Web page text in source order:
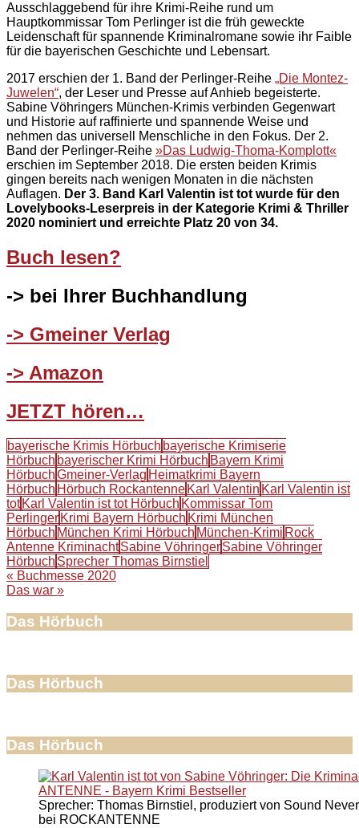
Ausschlaggebend für ihre Krimi-Reihe rund um
Hauptkommissar Tom Perlinger ist die früh geweckte
Leidenschaft für spannende Kriminalromane sowie ihr Faible
für die bayerischen Geschichte und Lebensart.
2017 erschien der 1. Band der Perlinger-Reihe „Die Montez-
Juwelen“, der Leser und Presse auf Anhieb begeisterte.
Sabine Vöhringers München-Krimis verbinden Gegenwart
und Historie auf raffinierte und spannende Weise und
nehmen das universell Menschliche in den Fokus. Der 2.
Band der Perlinger-Reihe »Das Ludwig-Thoma-Komplott«
erschien im September 2018. Die ersten beiden Krimis
gingen bereits nach wenigen Monaten in die nächsten
Auflagen. Der 3. Band Karl Valentin ist tot wurde für den
Lovelybooks-Leserpreis in der Kategorie Krimi & Thriller
2020 nominiert und erreichte Platz 20 von 34.
Buch lesen?
-> bei Ihrer Buchhandlung
-> Gmeiner Verlag
-> Amazon
JETZT hören…
bayerische Krimis Hörbuch bayerische Krimiserie
Hörbuch bayerischer Krimi Hörbuch Bayern Krimi
HörbuchGmeiner-Verlag Heimatkrimi Bayern
Hörbuch Hörbuch Rockantenne Karl Valentin Karl Valentin ist
tot Karl Valentin ist tot Hörbuch Kommissar Tom
Perlinger Krimi Bayern Hörbuch Krimi München
Hörbuch München Krimi Hörbuch München-Krimi Rock
Antenne KriminachtSabine VöhringerSabine Vöhringer
Hörbuch Sprecher Thomas Birnstiel
Beitragsnavigation
« Buchmesse 2020
Das war »
Das Hörbuch
Das Hörbuch
Das Hörbuch
Sprecher: Thomas Birnstiel, produziert von Sound
bei ROCKANTENNE